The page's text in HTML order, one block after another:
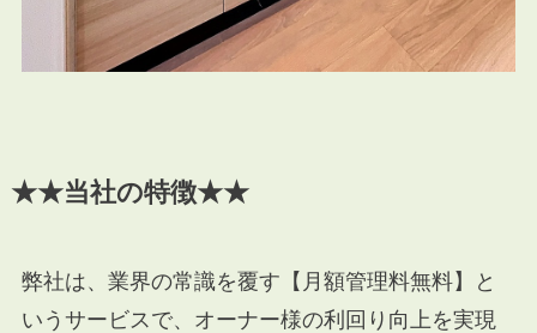
★★当社の特徴★★
弊社は、業界の常識を覆す【月額管理料無料】と
いうサービスで、オーナー様の利回り向上を実現